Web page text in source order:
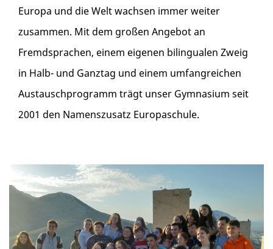
Europa und die Welt wachsen immer weiter
zusammen. Mit dem großen Angebot an
Fremdsprachen, einem eigenen bilingualen Zweig
in Halb- und Ganztag und einem umfangreichen
Austauschprogramm trägt unser Gymnasium seit
2001 den Namenszusatz Europaschule.